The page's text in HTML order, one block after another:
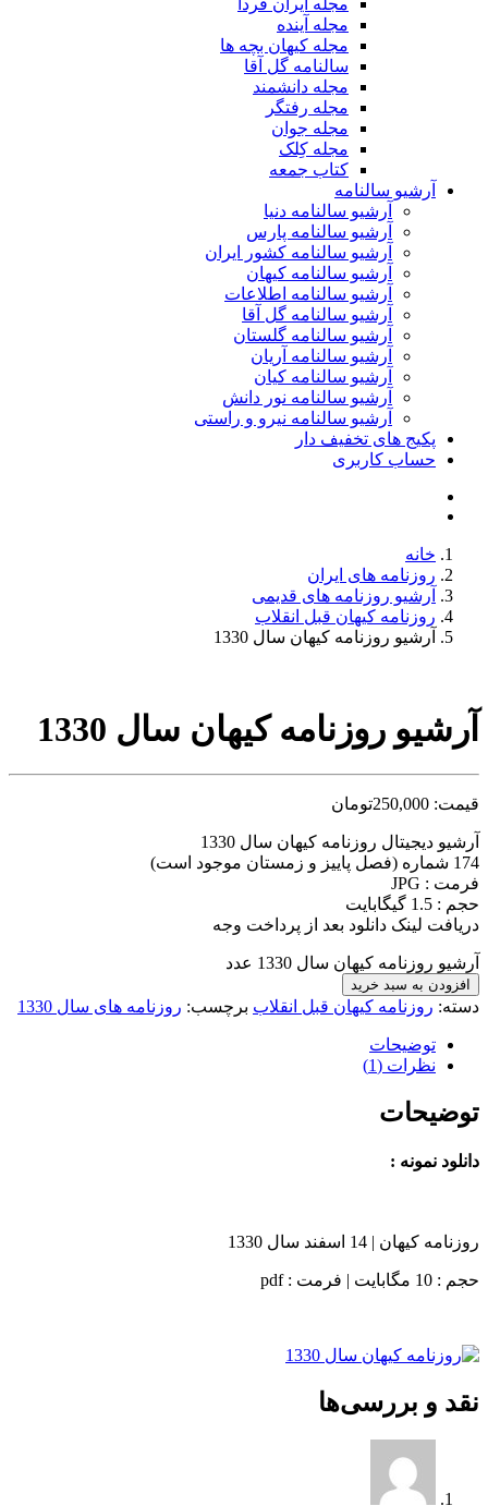
مجله ایران فردا
مجله آینده
مجله کیهان بچه ها
سالنامه گل آقا
مجله دانشمند
مجله رفتگر
مجله جوان
مجله کِلک
کتاب جمعه
آرشیو سالنامه
آرشیو سالنامه دنیا
آرشیو سالنامه پارس
آرشیو سالنامه کشور ایران
آرشیو سالنامه کیهان
آرشیو سالنامه اطلاعات
آرشیو سالنامه گل آقا
آرشیو سالنامه گلستان
آرشیو سالنامه آریان
آرشیو سالنامه کیان
آرشیو سالنامه نور دانش
آرشیو سالنامه نیرو و راستی
پکیج های تخفیف دار
حساب کاربری
خانه
روزنامه های ایران
آرشیو روزنامه های قدیمی
روزنامه کیهان قبل انقلاب
آرشیو روزنامه کیهان سال 1330
آرشیو روزنامه کیهان سال 1330
قیمت: 250,000تومان
آرشیو دیجیتال روزنامه کیهان سال 1330
174 شماره (فصل پاییز و زمستان موجود است)
فرمت : JPG
حجم : 1.5 گیگابایت
دریافت لینک دانلود بعد از پرداخت وجه
آرشیو روزنامه کیهان سال 1330 عدد
افزودن به سبد خرید
دسته: روزنامه کیهان قبل انقلاب برچسب: روزنامه های سال 1330
توضیحات
نظرات (1)
توضیحات
دانلود نمونه :
روزنامه کیهان | 14 اسفند سال 1330
حجم : 10 مگابایت | فرمت : pdf
نقد و بررسی‌ها